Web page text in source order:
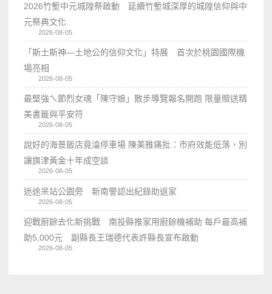
2026竹塹中元城隍祭啟動 延續竹塹城深厚的城隍信仰與中
元祭典文化
2026-08-05
「斯土斯神—土地公的信仰文化」特展 首次於桃園國際機
場亮相
2026-08-05
最堅強ㄟ節烈女魂「陳守娘」散步導覽報名開跑 限量贈送精
美書籤與平安符
2026-08-05
說好的海景飯店竟淪停車場 陳美雅痛批：市府效能低落，別
讓旗津黃金十年成空談
2026-08-05
迷途呆站公園旁 新南警認出紀錄助返家
2026-08-05
迎戰廚餘去化新挑戰 南投縣推家用廚餘機補助 每戶最高補
助5,000元 副縣長王瑞德代表許縣長宣布啟動
2026-08-05